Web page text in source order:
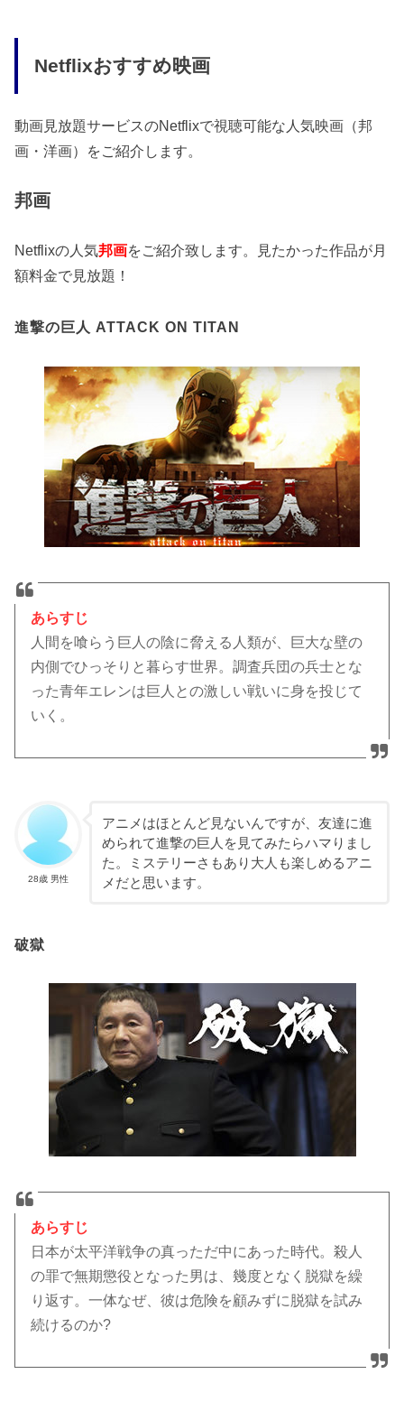
Netflixおすすめ映画
動画見放題サービスのNetflixで視聴可能な人気映画（邦
画・洋画）をご紹介します。
邦画
Netflixの人気邦画をご紹介致します。見たかった作品が月
額料金で見放題！
進撃の巨人 ATTACK ON TITAN
あらすじ
人間を喰らう巨人の陰に脅える人類が、巨大な壁の
内側でひっそりと暮らす世界。調査兵団の兵士とな
った青年エレンは巨人との激しい戦いに身を投じて
いく。
28歳 男性
アニメはほとんど見ないんですが、友達に進
められて進撃の巨人を見てみたらハマりまし
た。ミステリーさもあり大人も楽しめるアニ
メだと思います。
破獄
あらすじ
日本が太平洋戦争の真っただ中にあった時代。殺人
の罪で無期懲役となった男は、幾度となく脱獄を繰
り返す。一体なぜ、彼は危険を顧みずに脱獄を試み
続けるのか?